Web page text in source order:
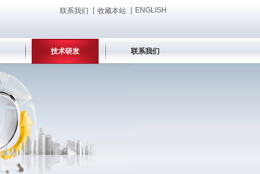
联系我们 收藏本站 ENGLISH
技术研发 联系我们